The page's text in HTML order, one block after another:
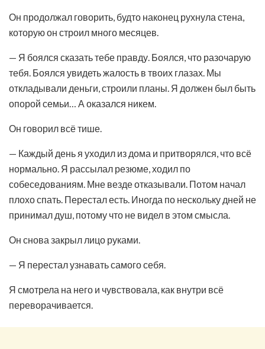
Он продолжал говорить, будто наконец рухнула стена,
которую он строил много месяцев.
— Я боялся сказать тебе правду. Боялся, что разочарую
тебя. Боялся увидеть жалость в твоих глазах. Мы
откладывали деньги, строили планы. Я должен был быть
опорой семьи… А оказался никем.
Он говорил всё тише.
— Каждый день я уходил из дома и притворялся, что всё
нормально. Я рассылал резюме, ходил по
собеседованиям. Мне везде отказывали. Потом начал
плохо спать. Перестал есть. Иногда по нескольку дней не
принимал душ, потому что не видел в этом смысла.
Он снова закрыл лицо руками.
— Я перестал узнавать самого себя.
Я смотрела на него и чувствовала, как внутри всё
переворачивается.